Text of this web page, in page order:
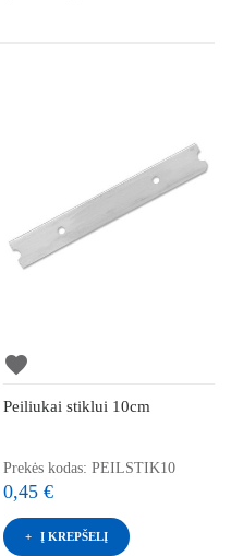
favorite
Peiliukai stiklui 10cm
Prekės kodas: PEILSTIK10
0,45 €
Į KREPŠELĮ